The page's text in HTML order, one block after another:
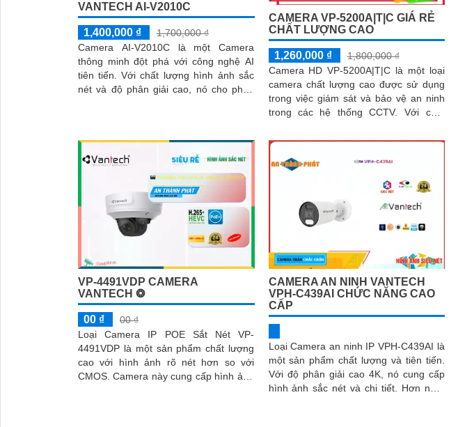
VANTECH AI-V2010C
1,400,000 ₫
1,700,000 ₫
Camera AI-V2010C là một Camera
thông minh đột phá với công nghệ AI
tiên tiến. Với chất lượng hình ảnh sắc
nét và độ phân giải cao, nó cho phép
CAMERA VP-5200A|T|C GIÁ RẺ
CHẤT LƯỢNG CAO
1,260,000 ₫
1,800,000 ₫
Camera HD VP-5200A|T|C là một loại
camera chất lượng cao được sử dụng
trong việc giám sát và bảo vệ an ninh
trong các hệ thống CCTV. Với chất
VP-4491VDP CAMERA
VANTECH ❂
00 ₫
00 ₫
Loại Camera IP POE Sắt Nét VP-
4491VDP là một sản phẩm chất lượng
cao với hình ảnh rõ nét hơn so với
CMOS. Camera này cung cấp hình ảnh
CAMERA AN NINH VANTECH
VPH-C439AI CHỨC NĂNG CAO
CẤP
Loại Camera an ninh IP VPH-C439AI là
một sản phẩm chất lượng và tiên tiến.
Với độ phân giải cao 4K, nó cung cấp
hình ảnh sắc nét và chi tiết. Hơn nữa,